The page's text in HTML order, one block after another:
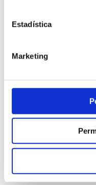
Estadística
Marketingenfrento?
madera, su
lijado de la
barnices o
¿Existen las